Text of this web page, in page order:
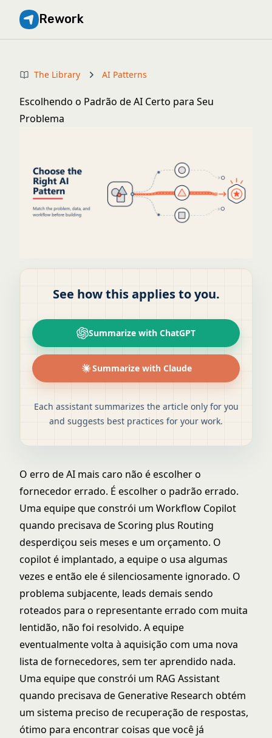
Rework
The Library AI Patterns
Escolhendo o Padrão de AI Certo para Seu
Problema
See how this applies to you.
Summarize with ChatGPT
Summarize with Claude
Each assistant summarizes the article only for you
and suggests best practices for your work.
O erro de AI mais caro não é escolher o
fornecedor errado. É escolher o padrão errado.
Uma equipe que constrói um Workflow Copilot
quando precisava de Scoring plus Routing
desperdiçou seis meses e um orçamento. O
copilot é implantado, a equipe o usa algumas
vezes e então ele é silenciosamente ignorado. O
problema subjacente, leads demais sendo
roteados para o representante errado com muita
lentidão, não foi resolvido. A equipe
eventualmente volta à aquisição com uma nova
lista de fornecedores, sem ter aprendido nada.
Uma equipe que constrói um RAG Assistant
quando precisava de Generative Research obtém
um sistema preciso de recuperação de respostas,
ótimo para encontrar coisas que você já